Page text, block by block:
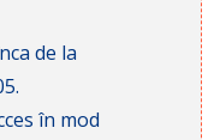
de la
în mod